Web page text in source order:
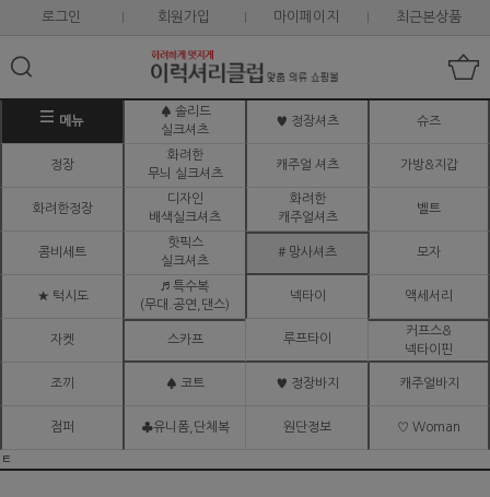
로그인 회원가입 마이페이지 최근본상품
메뉴
♠ 솔리드
실크셔츠
♥ 정장셔츠 슈즈
정장
화려한
무늬 실크셔츠
캐주얼 셔츠 가방&지갑
화려한정장
디자인
배색실크셔츠
화려한
캐주얼셔츠
벨트
콤비세트
핫픽스
실크셔츠
# 망사셔츠 모자
★ 턱시도
♬ 특수복
(무대.공연,댄스)
넥타이 액세서리
자켓 스카프 루프타이
커프스&
넥타이핀
조끼 ♠ 코트 ♥ 정장바지 캐주얼바지
점퍼 ♣유니폼,단체복 원단정보 ♡ Woman
ㅌ